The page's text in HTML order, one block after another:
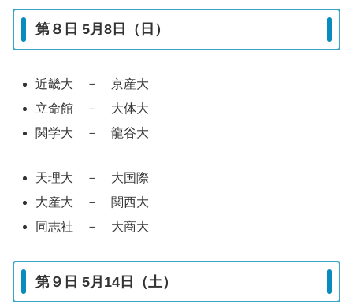
第８日 5月8日（日）
近畿大 － 京産大
立命館 － 大体大
関学大 － 龍谷大
天理大 － 大国際
大産大 － 関西大
同志社 － 大商大
第９日 5月14日（土）